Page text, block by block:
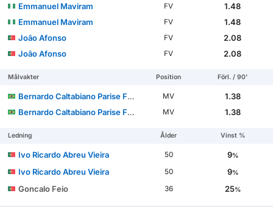
Emmanuel Maviram
FV
1.48
Emmanuel Maviram
FV
1.48
João Afonso
FV
2.08
João Afonso
FV 2.08
Målvakter Position Förl. / 90'
Bernardo Caltabiano Parise Fontes MV
1.38
Bernardo Caltabiano Parise Fontes
MV 1.38
Ledning Ålder Vinst %
Ivo Ricardo Abreu Vieira 50 9%
Ivo Ricardo Abreu Vieira 50 9%
Goncalo Feio 36 25%